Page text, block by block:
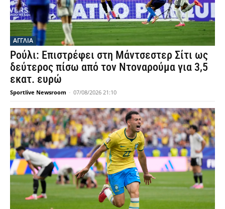
ΑΓΓΛΙΑ
Ρούλι: Επιστρέφει στη Μάντσεστερ Σίτι ως
δεύτερος πίσω από τον Ντοναρούμα για 3,5
εκατ. ευρώ
Sportlive Newsroom - 07/08/2026 21:10